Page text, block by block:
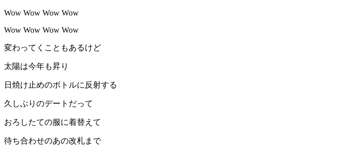
Wow Wow Wow Wow
Wow Wow Wow Wow
変わってくこともあるけど
太陽は今年も昇り
日焼け止めのボトルに反射する
久しぶりのデートだって
おろしたての服に着替えて
待ち合わせのあの改札まで